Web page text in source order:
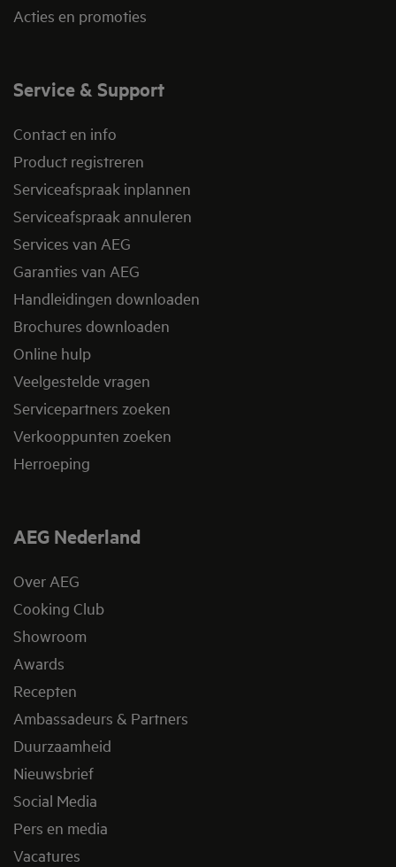
Acties en promoties
Service & Support
Contact en info
Product registreren
Serviceafspraak inplannen
Serviceafspraak annuleren
Services van AEG
Garanties van AEG
Handleidingen downloaden
Brochures downloaden
Online hulp
Veelgestelde vragen
Servicepartners zoeken
Verkooppunten zoeken
Herroeping
AEG Nederland
Over AEG
Cooking Club
Showroom
Awards
Recepten
Ambassadeurs & Partners
Duurzaamheid
Nieuwsbrief
Social Media
Pers en media
Vacatures